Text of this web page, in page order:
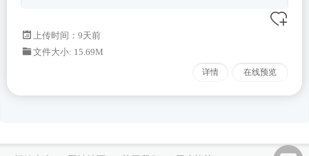
上传时间：9天前
文件大小: 15.69M
详情 在线预览